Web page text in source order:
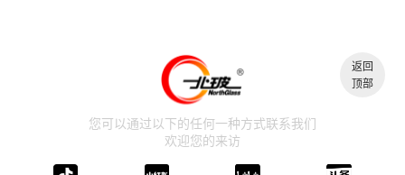
返回
顶部
您可以通过以下的任何一种方式联系我们
欢迎您的来访